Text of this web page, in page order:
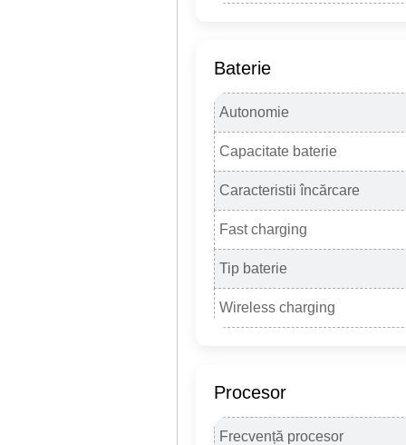
Baterie
Autonomie
Capacitate baterie
Caracteristii încărcare
Fast charging
Tip baterie
Wireless charging
Procesor
Frecvență procesor